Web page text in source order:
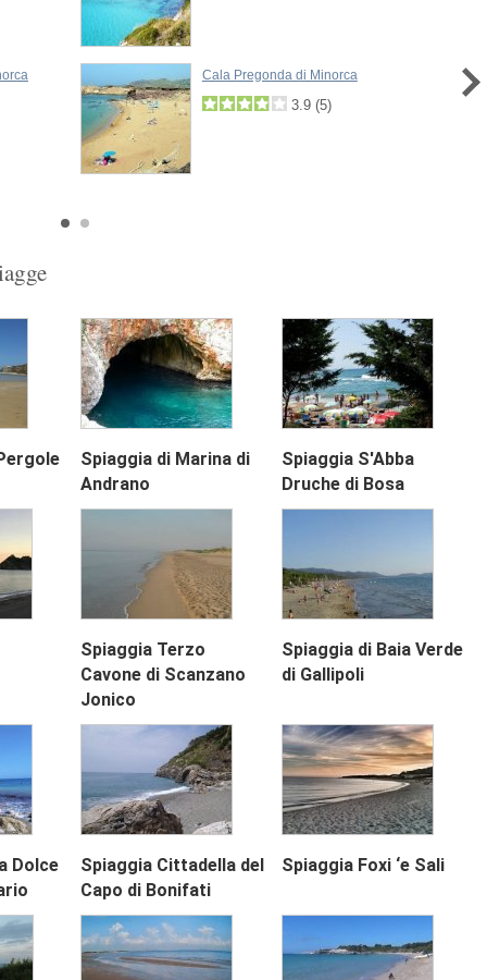
Cala Pregonda di Minorca
3.9 (5)
Spiaggia di Marina di
Andrano
Spiaggia S'Abba
Druche di Bosa
Spiaggia Terzo
Cavone di Scanzano
Jonico
Spiaggia di Baia Verde
di Gallipoli
Dolce
Spiaggia Cittadella del
Capo di Bonifati
Spiaggia Foxi ‘e Sali